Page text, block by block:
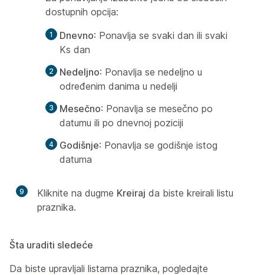
dostupnih opcija:
Dnevno: Ponavlja se svaki dan ili svaki
Ks dan
Nedeljno: Ponavlja se nedeljno u
određenim danima u nedelji
Mesečno: Ponavlja se mesečno po
datumu ili po dnevnoj poziciji
Godišnje: Ponavlja se godišnje istog
datuma
9 Kliknite na dugme Kreiraj da biste kreirali listu
praznika.
Šta uraditi sledeće
Da biste upravljali listama praznika, pogledajte